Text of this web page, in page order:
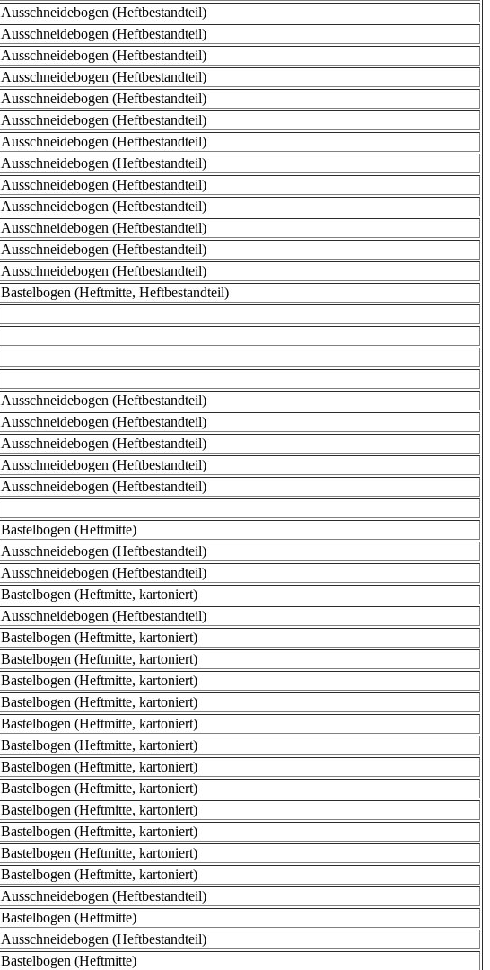
Ausschneidebogen (Heftbestandteil)
Ausschneidebogen (Heftbestandteil)
Ausschneidebogen (Heftbestandteil)
Ausschneidebogen (Heftbestandteil)
Ausschneidebogen (Heftbestandteil)
Ausschneidebogen (Heftbestandteil)
Ausschneidebogen (Heftbestandteil)
Ausschneidebogen (Heftbestandteil)
Ausschneidebogen (Heftbestandteil)
Ausschneidebogen (Heftbestandteil)
Ausschneidebogen (Heftbestandteil)
Ausschneidebogen (Heftbestandteil)
Ausschneidebogen (Heftbestandteil)
Bastelbogen (Heftmitte, Heftbestandteil)
Ausschneidebogen (Heftbestandteil)
Ausschneidebogen (Heftbestandteil)
Ausschneidebogen (Heftbestandteil)
Ausschneidebogen (Heftbestandteil)
Ausschneidebogen (Heftbestandteil)
Bastelbogen (Heftmitte)
Ausschneidebogen (Heftbestandteil)
Ausschneidebogen (Heftbestandteil)
Bastelbogen (Heftmitte, kartoniert)
Ausschneidebogen (Heftbestandteil)
Bastelbogen (Heftmitte, kartoniert)
Bastelbogen (Heftmitte, kartoniert)
Bastelbogen (Heftmitte, kartoniert)
Bastelbogen (Heftmitte, kartoniert)
Bastelbogen (Heftmitte, kartoniert)
Bastelbogen (Heftmitte, kartoniert)
Bastelbogen (Heftmitte, kartoniert)
Bastelbogen (Heftmitte, kartoniert)
Bastelbogen (Heftmitte, kartoniert)
Bastelbogen (Heftmitte, kartoniert)
Bastelbogen (Heftmitte, kartoniert)
Bastelbogen (Heftmitte, kartoniert)
Ausschneidebogen (Heftbestandteil)
Bastelbogen (Heftmitte)
Ausschneidebogen (Heftbestandteil)
Bastelbogen (Heftmitte)